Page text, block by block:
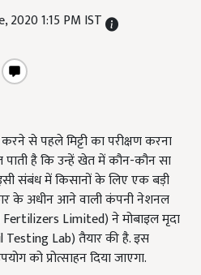
2020 1:15 PM IST
से पहले मिट्टी का परीक्षण करना
है कि उन्हें खेत में कौन-कौन सा
इसी संबंध में किसानों के लिए एक बड़ी
के अधीन आने वाली कंपनी नेशनल
Fertilizers Limited) ने मोबाइल मृदा
Testing Lab) तैयार की है. इस
को प्रोत्साहन दिया जाएगा.